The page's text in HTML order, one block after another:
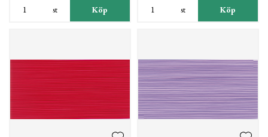
st Köp st Köp